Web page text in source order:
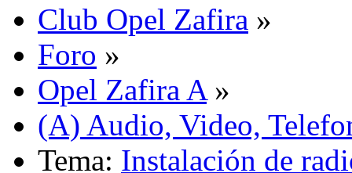
Club Opel Zafira »
Foro »
Opel Zafira A»
(A) Audio, Video,
Tema: Instalación de